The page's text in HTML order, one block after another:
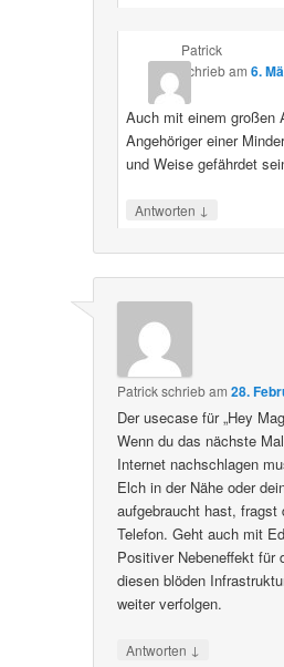
Patrick
schriebam 6.
Auch mit einem großen
Angehöriger einer
und Weise gefährdet
Antworten ↓
Patrickschriebam28.
Der usecase für „Hey
Wenn du das nächste
Internet nachschlagen
Elch in der Nähe oder
aufgebraucht hast,
Telefon. Geht auch mit
Positiver Nebeneffekt für
diesen blöden
weiter verfolgen.
Antworten ↓